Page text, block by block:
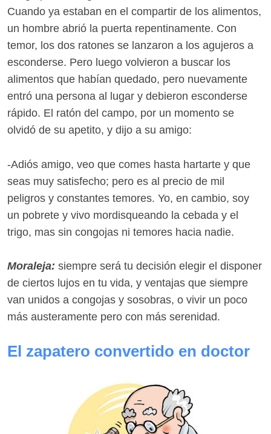
Cuando ya estaban en el compartir de los alimentos,
un hombre abrió la puerta repentinamente. Con
temor, los dos ratones se lanzaron a los agujeros a
esconderse. Pero luego volvieron a buscar los
alimentos que habían quedado, pero nuevamente
entró una persona al lugar y debieron esconderse
rápido. El ratón del campo, por un momento se
olvidó de su apetito, y dijo a su amigo:
-Adiós amigo, veo que comes hasta hartarte y que
seas muy satisfecho; pero es al precio de mil
peligros y constantes temores. Yo, en cambio, soy
un pobrete y vivo mordisqueando la cebada y el
trigo, mas sin congojas ni temores hacia nadie.
Moraleja: siempre será tu decisión elegir el disponer
de ciertos lujos en tu vida, y ventajas que siempre
van unidos a congojas y sosobras, o vivir un poco
más austeramente pero con más serenidad.
El zapatero convertido en doctor